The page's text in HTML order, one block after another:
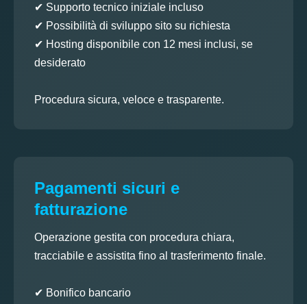
✔ Supporto tecnico iniziale incluso
✔ Possibilità di sviluppo sito su richiesta
✔ Hosting disponibile con 12 mesi inclusi, se
desiderato
Procedura sicura, veloce e trasparente.
Pagamenti sicuri e
fatturazione
Operazione gestita con procedura chiara,
tracciabile e assistita fino al trasferimento finale.
✔ Bonifico bancario